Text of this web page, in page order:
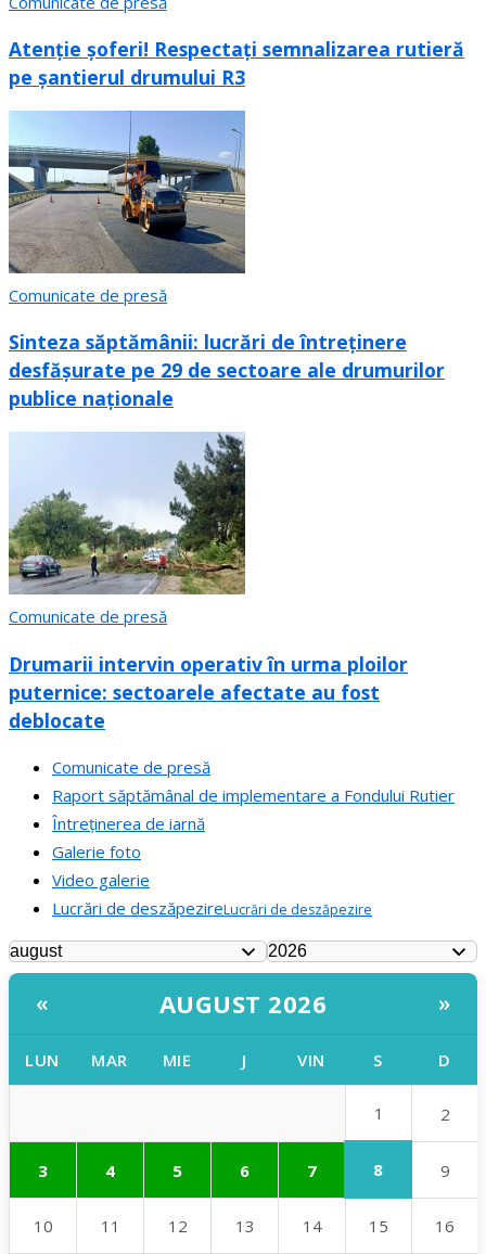
Atenție șoferi! Respectați semnalizarea rutieră
pe șantierul drumului R3
Comunicate de presă
Sinteza săptămânii: lucrări de întreținere
desfășurate pe 29 de sectoare ale drumurilor
publice naționale
Comunicate de presă
Drumarii intervin operativ în urma ploilor
puternice: sectoarele afectate au fost
deblocate
Comunicate de presă
Raport săptămânal de implementare a Fondului Rutier
Întreținerea de iarnă
Galerie foto
Video galerie
Lucrări de deszăpezireLucrări de deszăpezire
« AUGUST 2026 »
LUN MAR MIE J VIN S D
1 2
3 4 5 6 7 8 9
10 11 12 13 14 15 16